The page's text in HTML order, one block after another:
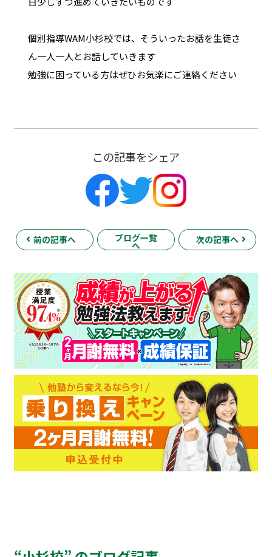
個別指導WAM小杉校では、そういったお話を生徒さ
ん一人一人とお話していきます
勉強に困っている方はぜひお気楽にご連絡ください
この記事をシェア
前の記事へ ブログ一覧
へ
次の記事へ